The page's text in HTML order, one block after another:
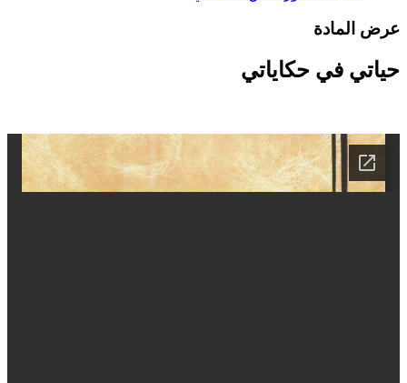
المادة
في حكاياتي